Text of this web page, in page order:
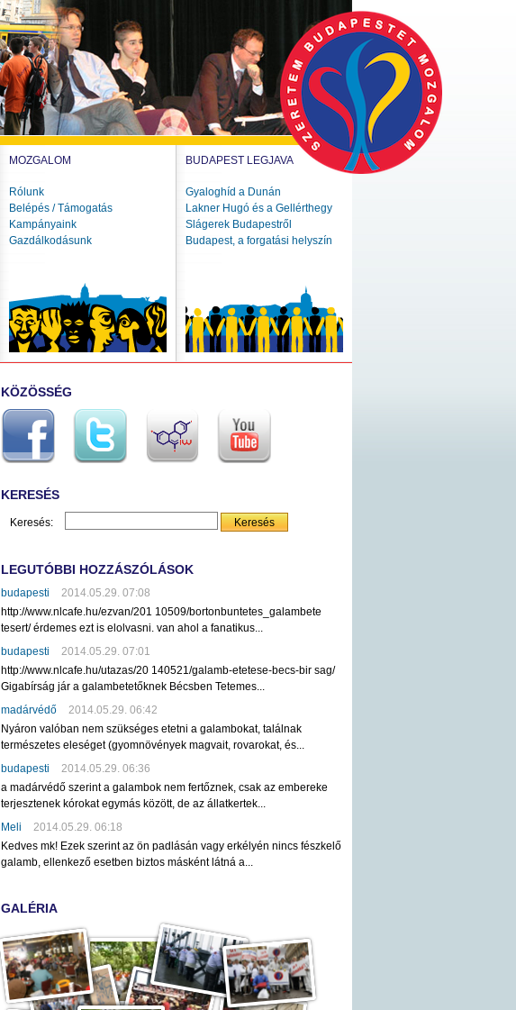
MOZGALOM
Rólunk
Belépés / Támogatás
Kampányaink
Gazdálkodásunk
BUDAPEST LEGJAVA
Gyaloghíd a Dunán
Lakner Hugó és a Gellérthegy
Slágerek Budapestről
Budapest, a forgatási helyszín
KÖZÖSSÉG
KERESÉS
Keresés:
LEGUTÓBBI HOZZÁSZÓLÁSOK
budapesti
2014.05.29. 07:08
http://www.nlcafe.hu/ezvan/201 10509/bortonbuntetes_galambete
tesert/ érdemes ezt is elolvasni. van ahol a fanatikus...
budapesti
2014.05.29. 07:01
http://www.nlcafe.hu/utazas/20 140521/galamb-etetese-becs-bir sag/
Gigabírság jár a galambetetőknek Bécsben Tetemes...
madárvédő
2014.05.29. 06:42
Nyáron valóban nem szükséges etetni a galambokat, találnak
természetes eleséget (gyomnövények magvait, rovarokat, és...
budapesti
2014.05.29. 06:36
a madárvédő szerint a galambok nem fertőznek, csak az embereke
terjesztenek kórokat egymás között, de az állatkertek...
Meli
2014.05.29. 06:18
Kedves mk! Ezek szerint az ön padlásán vagy erkélyén nincs fészkelő
galamb, ellenkező esetben biztos másként látná a...
GALÉRIA